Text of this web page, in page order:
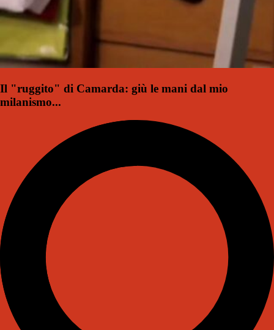
Il "ruggito" di Camarda: giù le mani dal mio
milanismo...